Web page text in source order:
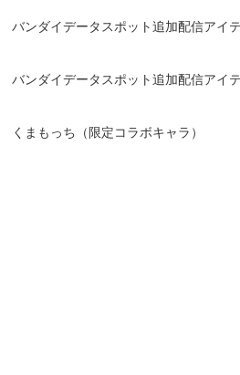
バンダイデータスポット追加配信アイ
バンダイデータスポット追加配信アイ
くまもっち（限定コラボキャラ）